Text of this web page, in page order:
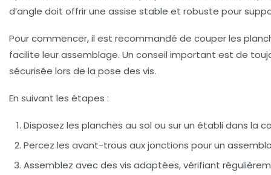
d’angle doit offrir une assise stable et robuste pour
Pour commencer, il est recommandé de couper les
facilite leur assemblage. Un conseil important est de
sécurisée lors de la pose des vis.
En suivant les étapes :
Disposez les planches au sol ou sur un établi dans la
Percez les avant-trous aux jonctions pour un
Assemblez avec des vis adaptées, vérifiant